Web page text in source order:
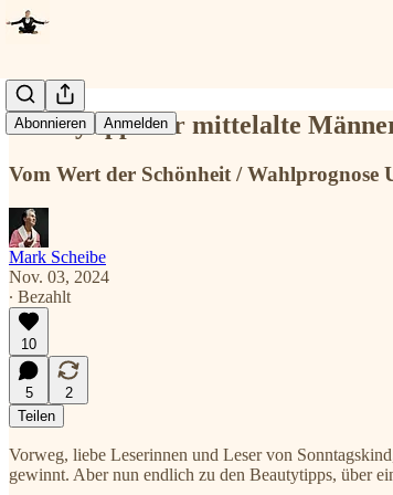
Abonnieren Anmelden
Beautytipps für mittelalte
Vom Wert der Schönheit / Wahlprognose
Mark Scheibe
Nov. 03, 2024
∙ Bezahlt
10
5
2
Teilen
Vorweg, liebe Leserinnen und Leser von
gewinnt. Aber nun endlich zu den Beautytipps, über